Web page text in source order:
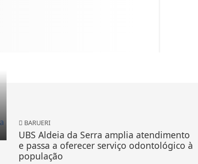
BARUERI
UBS Aldeia da Serra amplia atendimento
e passa a oferecer serviço odontológico à
população